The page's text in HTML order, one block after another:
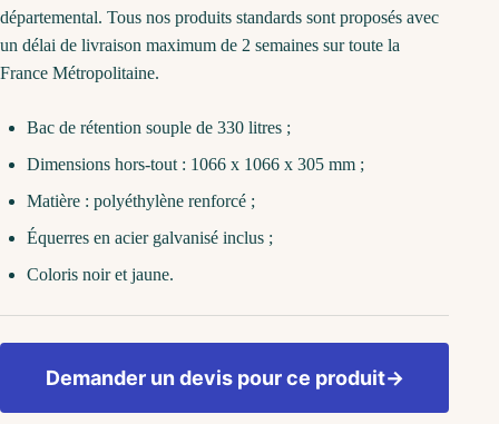
départemental. Tous nos produits standards sont proposés avec
un délai de livraison maximum de 2 semaines sur toute la
France Métropolitaine.
Bac de rétention souple de 330 litres ;
Dimensions hors-tout : 1066 x 1066 x 305 mm ;
Matière : polyéthylène renforcé ;
Équerres en acier galvanisé inclus ;
Coloris noir et jaune.
Demander un devis pour ce produit→